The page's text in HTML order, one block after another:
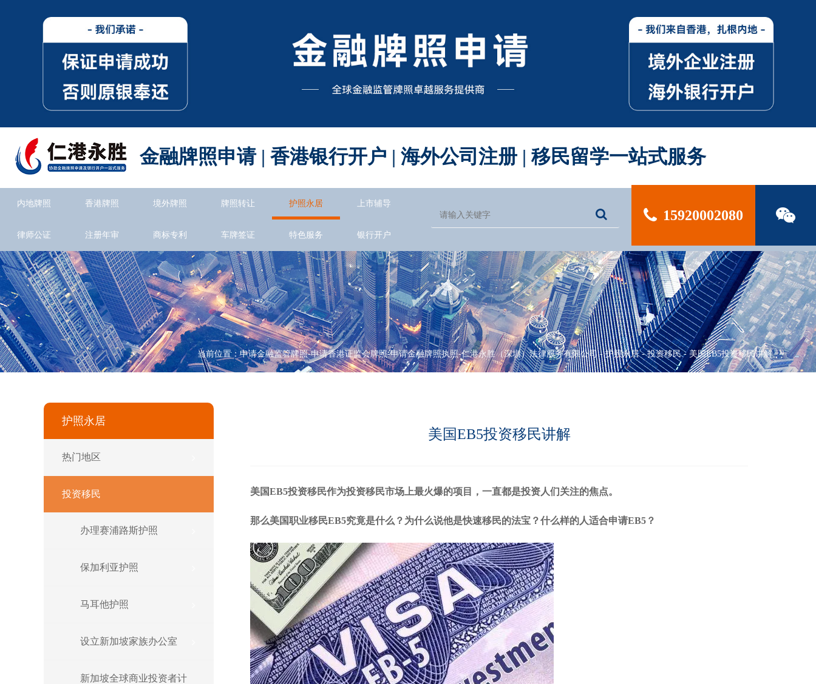
金融牌照申请 | 香港银行开户 | 海外公司注册 | 移民留学一站式服务
15920002080
内地牌照 香港牌照 境外牌照 牌照转让 护照永居 上市辅导
律师公证 注册年审 商标专利 车牌签证 特色服务 银行开户
当前位置：申请金融监管牌照-申请香港证监会牌照-申请金融牌照执照-仁港永胜（深圳）法律服务有限公司-护照永居-投资移民-美国EB5投资移民讲解
护照永居
热门地区
投资移民
办理赛浦路斯护照
保加利亚护照
马耳他护照
设立新加坡家族办公室
新加坡全球商业投资者计
美国EB5投资移民讲解
美国EB5投资移民作为投资移民市场上最火爆的项目，一直都是投资人们关注的焦点。
那么美国职业移民EB5究竟是什么？为什么说他是快速移民的法宝？什么样的人适合申请EB5？